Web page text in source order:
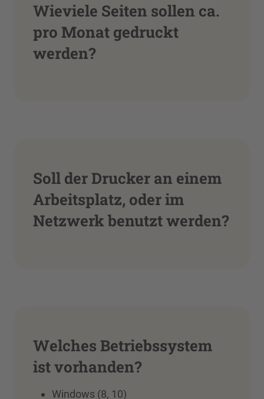
Wieviele Seiten sollen ca.
pro Monat gedruckt
werden?
Soll der Drucker an einem
Arbeitsplatz, oder im
Netzwerk benutzt werden?
Welches Betriebssystem
ist vorhanden?
Windows (8, 10)